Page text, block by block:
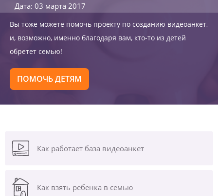
Дата: 03 марта 2017
Вы тоже можете помочь проекту по созданию видеоанкет,
и, возможно, именно благодаря вам, кто-то из детей
обретет семью!
ПОМОЧЬ ДЕТЯМ
Как работает база видеоанкет
Как взять ребенка в семью